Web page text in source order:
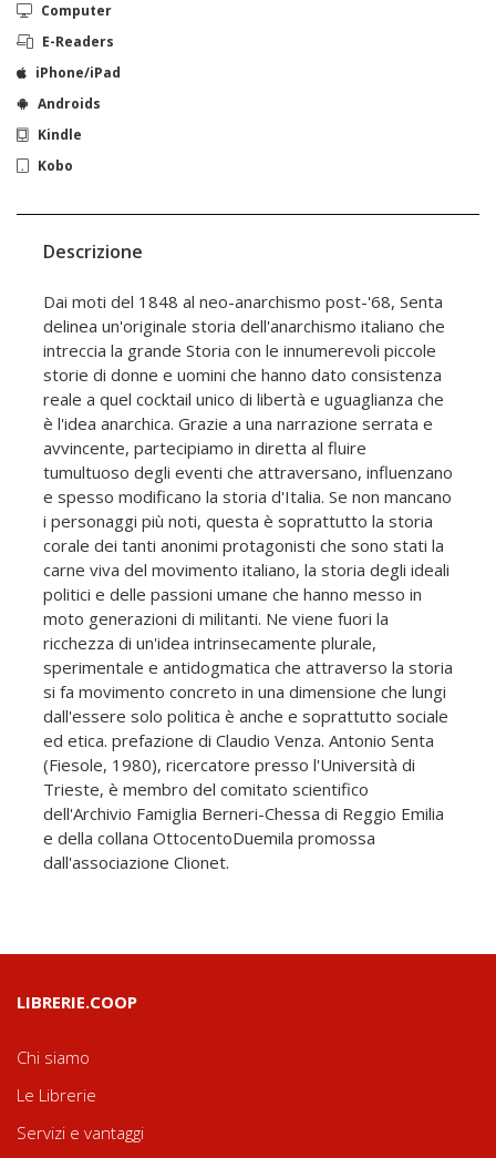
Computer
E-Readers
iPhone/iPad
Androids
Kindle
Kobo
Descrizione
Dai moti del 1848 al neo-anarchismo post-'68, Senta
delinea un'originale storia dell'anarchismo italiano che
intreccia la grande Storia con le innumerevoli piccole
storie di donne e uomini che hanno dato consistenza
reale a quel cocktail unico di libertà e uguaglianza che
è l'idea anarchica. Grazie a una narrazione serrata e
avvincente, partecipiamo in diretta al fluire
tumultuoso degli eventi che attraversano, influenzano
e spesso modificano la storia d'Italia. Se non mancano
i personaggi più noti, questa è soprattutto la storia
corale dei tanti anonimi protagonisti che sono stati la
carne viva del movimento italiano, la storia degli ideali
politici e delle passioni umane che hanno messo in
moto generazioni di militanti. Ne viene fuori la
ricchezza di un'idea intrinsecamente plurale,
sperimentale e antidogmatica che attraverso la storia
si fa movimento concreto in una dimensione che lungi
dall'essere solo politica è anche e soprattutto sociale
ed etica. prefazione di Claudio Venza. Antonio Senta
(Fiesole, 1980), ricercatore presso l'Università di
Trieste, è membro del comitato scientifico
dell'Archivio Famiglia Berneri-Chessa di Reggio Emilia
e della collana OttocentoDuemila promossa
dall'associazione Clionet.
LIBRERIE.COOP
Chi siamo
Le Librerie
Servizi e vantaggi